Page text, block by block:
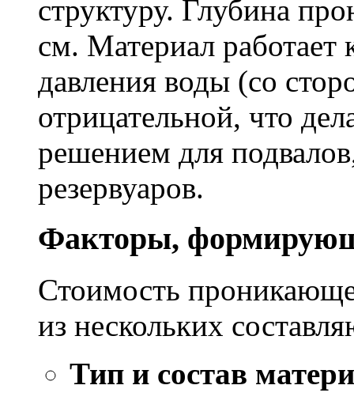
структуру. Глубина
см. Материал работает
давления воды (со
отрицательной, что
решением для
резервуаров.
Факторы,
Стоимость
из нескольких
Тип и состав